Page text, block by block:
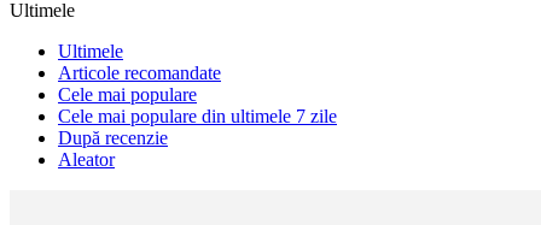
Ultimele
Ultimele
Articole recomandate
Cele mai populare
Cele mai populare din ultimele 7 zile
După recenzie
Aleator